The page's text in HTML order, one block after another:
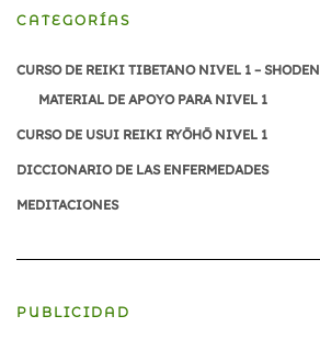
CATEGORÍAS
CURSO DE REIKI TIBETANO NIVEL 1 – SHODEN
MATERIAL DE APOYO PARA NIVEL 1
CURSO DE USUI REIKI RYŌHŌ NIVEL 1
DICCIONARIO DE LAS ENFERMEDADES
MEDITACIONES
PUBLICIDAD